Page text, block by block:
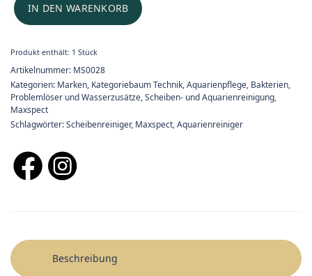
IN DEN WARENKORB
Produkt enthält: 1Stück
Artikelnummer: MS0028
Kategorien: Marken, Kategoriebaum Technik,Aquarienpflege, Bakterien,
Problemlöser und Wasserzusätze,Scheiben- und Aquarienreinigung,
Maxspect
Schlagwörter:Scheibenreiniger, Maxspect,Aquarienreiniger
Beschreibung